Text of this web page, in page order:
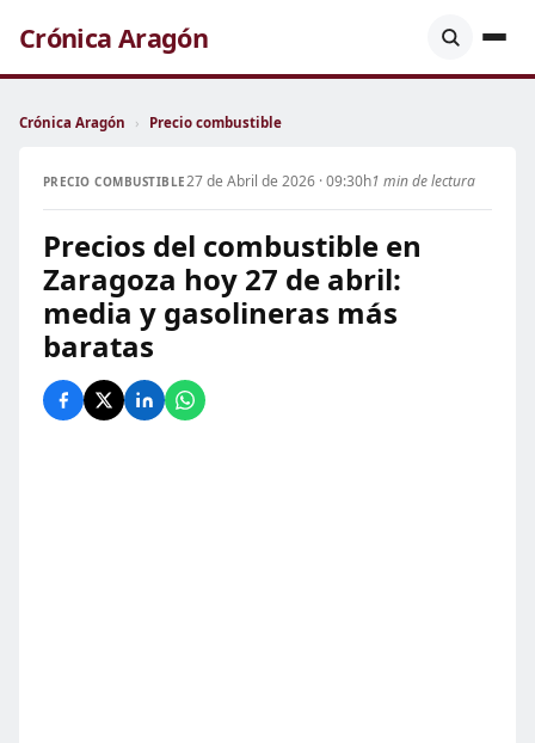
Crónica Aragón
Crónica Aragón › Precio combustible
PRECIO COMBUSTIBLE27 de Abril de 2026 · 09:30h1 min de lectura
Precios del combustible en
Zaragoza hoy 27 de abril:
media y gasolineras más
baratas